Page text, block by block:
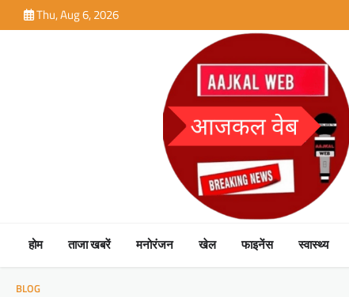
to
Thu, Aug 6, 2026
होम ताजा खबरें मनोरंजन खेल फाइनेंस स्वास्थ्य
BLOG